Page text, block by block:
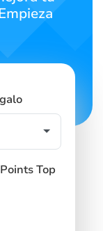
Top